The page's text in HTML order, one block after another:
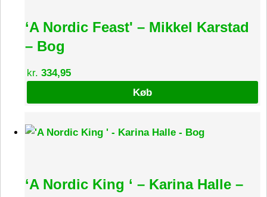
‘A Nordic Feast' – Mikkel Karstad
– Bog
kr. 334,95
Køb
‘A Nordic King ‘ – Karina Halle –